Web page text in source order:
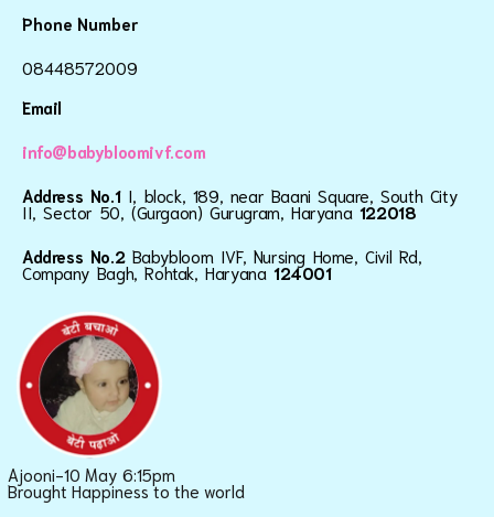
Phone Number
08448572009
Email
info@babybloomivf.com
Address No.1 I, block, 189, near Baani Square, South City
II, Sector 50, (Gurgaon) Gurugram, Haryana 122018
Address No.2 Babybloom IVF, Nursing Home, Civil Rd,
Company Bagh, Rohtak, Haryana124001
Ajooni-10 May 6:15pm
Brought Happiness to the world